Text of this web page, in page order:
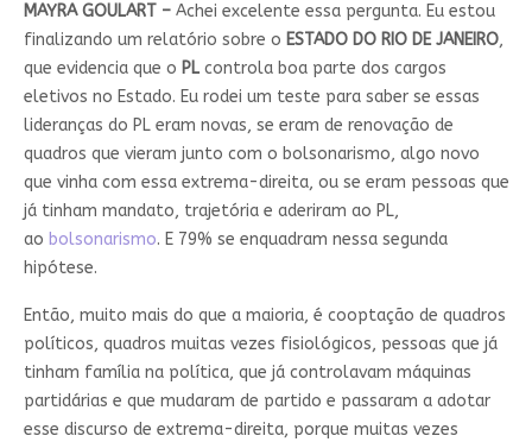
MAYRA GOULART –Achei excelente essa pergunta. Eu estou
finalizando um relatório sobre o ESTADO DO RIO DE JANEIRO,
que evidencia que o PLcontrola boa parte dos cargos
eletivos no Estado. Eu rodei um teste para saber se essas
lideranças do PL eram novas, se eram de renovação de
quadros que vieram junto com o bolsonarismo, algo novo
que vinha com essa extrema-direita, ou se eram pessoas que
já tinham mandato, trajetória e aderiram ao PL,
ao bolsonarismo. E 79% se enquadram nessa segunda
hipótese.
Então, muito mais do que a maioria, é cooptação de quadros
políticos, quadros muitas vezes fisiológicos, pessoas que já
tinham família na política, que já controlavam máquinas
partidárias e que mudaram de partido e passaram a adotar
esse discurso de extrema-direita, porque muitas vezes